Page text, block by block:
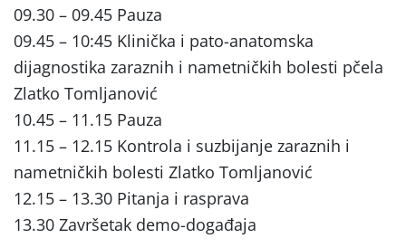
09.30 – 09.45 Pauza
09.45 – 10:45 Klinička i pato-anatomska
dijagnostika zaraznih i nametničkih bolesti pčela
Zlatko Tomljanović
10.45 – 11.15 Pauza
11.15 – 12.15 Kontrola i suzbijanje zaraznih i
nametničkih bolesti Zlatko Tomljanović
12.15 – 13.30 Pitanja i rasprava
13.30 Završetak demo-događaja